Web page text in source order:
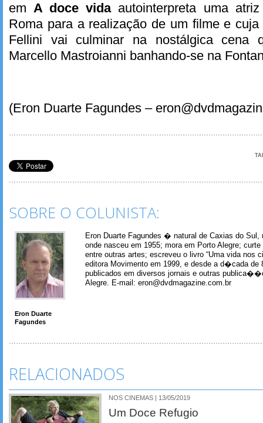
em A doce vida autointerpreta uma
Roma para a realização de um filme e
Fellini vai culminar na nostálgica cena
Marcello Mastroianni banhando-se na
(Eron Duarte Fagundes –
SOBRE O COLUNISTA:
Eron Duarte
Fagundes
Eron Duarte Fagundes � natural de Caxias do Sul,
onde nasceu em 1955; mora em Porto Alegre;
entre outras artes; escreveu o livro “Uma vida nos
editora Movimento em 1999, e desde a d�cada de
publicados em diversos jornais e outras
Alegre. E-mail: eron@dvdmagazine.com.br
RELACIONADOS
NOS CINEMAS | 13/05/2019
Um Doce Refugio